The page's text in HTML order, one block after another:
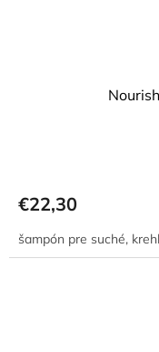
€22,30
šampón pre suché,